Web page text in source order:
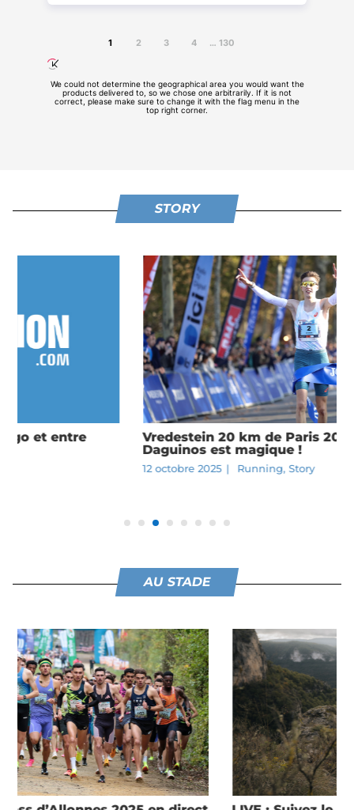
STORY
Vredestein 20 km de Paris 2025 : Etienne
Daguinos est magique !
Running,Story
AU STADE